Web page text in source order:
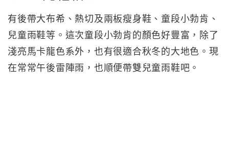
有後帶大布希、熱切及兩板瘦身鞋、童段小勃肯、
兒童雨鞋等。這次童段小勃肯的顏色好豐富，除了
淺亮馬卡龍色系外，也有很適合秋冬的大地色。現
在常常午後雷陣雨，也順便帶雙兒童雨鞋吧。